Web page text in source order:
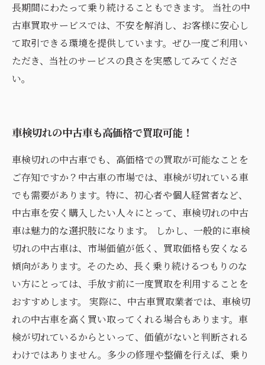
長期間にわたって乗り続けることもできます。 当社の中
古車買取サービスでは、不安を解消し、お客様に安心し
て取引できる環境を提供しています。ぜひ一度ご利用い
ただき、当社のサービスの良さを実感してみてくださ
い。
車検切れの中古車も高価格で買取可能！
車検切れの中古車でも、高価格での買取が可能なことを
ご存知ですか？中古車の市場では、車検が切れている車
でも需要があります。特に、初心者や個人経営者など、
中古車を安く購入したい人々にとって、車検切れの中古
車は魅力的な選択肢になります。 しかし、一般的に車検
切れの中古車は、市場価値が低く、買取価格も安くなる
傾向があります。そのため、長く乗り続けるつもりのな
い方にとっては、手放す前に一度買取を利用することを
おすすめします。 実際に、中古車買取業者では、車検切
れの中古車を高く買い取ってくれる場合もあります。車
検が切れているからといって、価値がないと判断される
わけではありません。多少の修理や整備を行えば、乗り